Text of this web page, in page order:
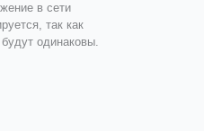
в сети
так как
одинаковы.